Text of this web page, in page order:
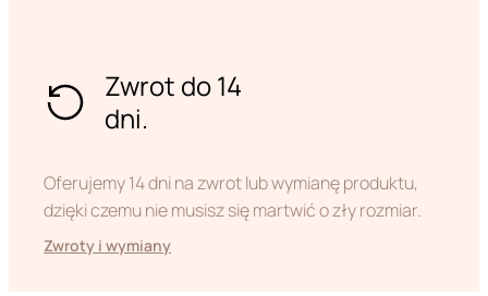
Zwrot do 14
dni.
Oferujemy 14 dni na zwrot lub wymianę produktu,
dzięki czemu nie musisz się martwić o zły rozmiar.
Zwroty i wymiany